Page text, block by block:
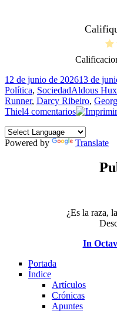
Publicado
el
12 de junio de 202613 de
Política, SociedadEtiquetas
Aldous
Runner, Darcy Ribeiro,
Thiel4 comentariosen
seréis
como
Powered by Translate
¿Es la raza,
In
Portada
Índice
Artículos
Crónicas
Apuntes